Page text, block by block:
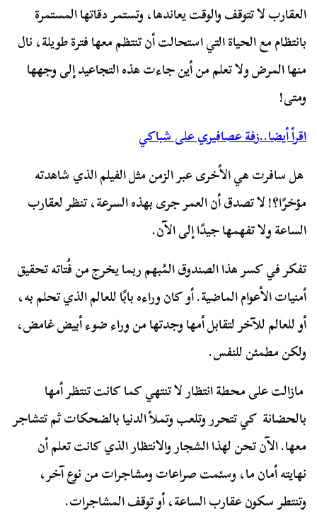
العقارب لا تتوقف والوقت يعاندها، وتستمر دقاتها المستمرة
بانتظام مع الحياة التي استحالت أن تنتظم معها فترة طويلة، نال
منها المرض ولا تعلم من أين جاءت هذه التجاعيد إلى وجهها
ومتى!
اقرأ أيضا..زفة عصافيري على شباكي
هل سافرت هي الأخرى عبر الزمن مثل الفيلم الذي شاهدته
مؤخرًا؟! لا تصدق أن العمر جرى بهذه السرعة، تنظر لعقارب
الساعة ولا تفهمها جيدًا إلى الآن.
تفكر في كسر هذا الصندوق المُبهم ربما يخرج من فُتاته تحقيق
أمنيات الأعوام الماضية. أو كان وراءه بابًا للعالم الذي تحلم به،
أو للعالم للآخر لتقابل أمها وجدتها من وراء ضوء أبيض غامض،
ولكن مطمئن للنفس.
مازالت على محطة انتظار لا تنتهي كما كانت تنتظر أمها
بالحضانة كي تتحرر وتلعب وتملأ الدنيا بالضحكات ثم تتشاجر
معها. الآن تحن لهذا الشجار والانتظار الذي كانت تعلم أن
نهايته أمان ما، وسئمت صراعات ومشاجرات من نوع آخر،
وتنتطر سكون عقارب الساعة، أو توقف المشاجرات.